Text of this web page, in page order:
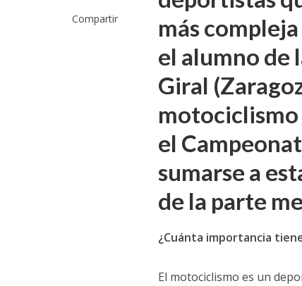
Compartir
más
el alumno de
Giral
motociclismo
el
sumarse a
de la parte
¿Cuánta importancia
El motociclismo es un